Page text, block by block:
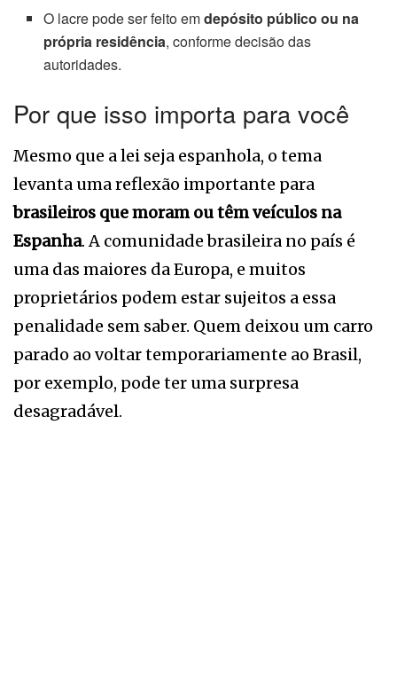
O lacre pode ser feito emdepósito público ou na
própria residência, conforme decisão das
autoridades.
Por que isso importa para você
Mesmo que a lei seja espanhola, o tema
levanta uma reflexão importante para
brasileiros que moram ou têm veículos na
Espanha. A comunidade brasileira no país é
uma das maiores da Europa, e muitos
proprietários podem estar sujeitos a essa
penalidade sem saber. Quem deixou um carro
parado ao voltar temporariamente ao Brasil,
por exemplo, pode ter uma surpresa
desagradável.